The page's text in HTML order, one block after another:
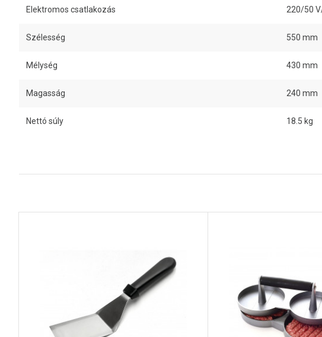
Elektromos csatlakozás 220/50
Szélesség 550 mm
Mélység 430 mm
Magasság 240 mm
Nettó súly 18.5 kg